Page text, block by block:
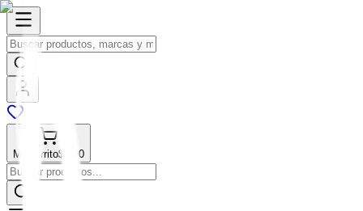
Mi Carrito$0.00